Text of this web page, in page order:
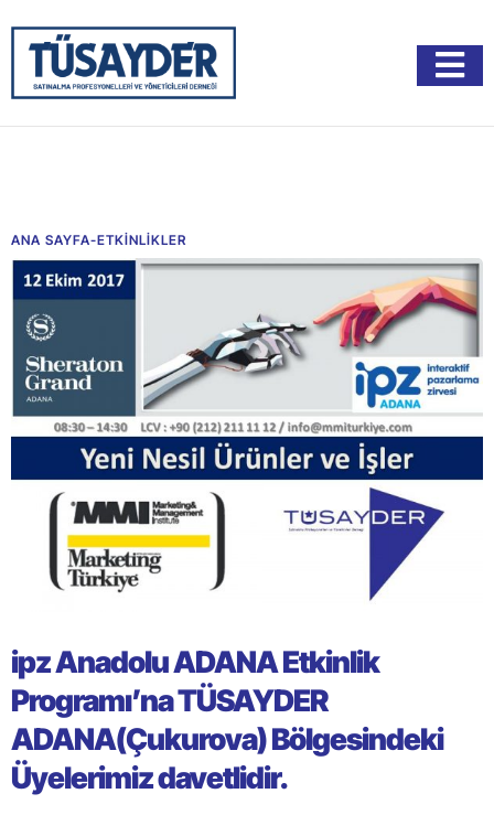
ANA SAYFA-ETKİNLİKLER
ipz Anadolu ADANA Etkinlik
Programı’na TÜSAYDER
ADANA(Çukurova) Bölgesindeki
Üyelerimiz davetlidir.